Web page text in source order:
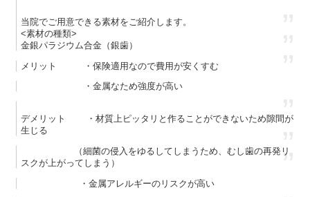
当院でご用意できる素材をご紹介します。
<素材の種類>
金銀パラジウム合金（銀歯）
メリット ・保険適用なので費用が安くすむ
・金属なため強度が高い
デメリット ・材質上ピッタリと作ることができないため隙間が
生じる
（細菌の侵入をゆるしてしまうため、むし歯の再発リ
スクが上がってしまう）
・金属アレルギーのリスクが高い